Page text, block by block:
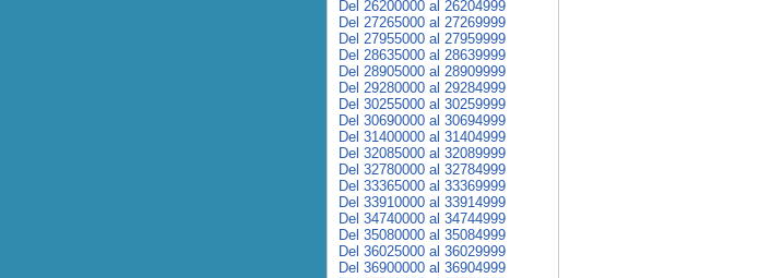
Del 26200000 al 26204999
Del 27265000 al 27269999
Del 27955000 al 27959999
Del 28635000 al 28639999
Del 28905000 al 28909999
Del 29280000 al 29284999
Del 30255000 al 30259999
Del 30690000 al 30694999
Del 31400000 al 31404999
Del 32085000 al 32089999
Del 32780000 al 32784999
Del 33365000 al 33369999
Del 33910000 al 33914999
Del 34740000 al 34744999
Del 35080000 al 35084999
Del 36025000 al 36029999
Del 36900000 al 36904999